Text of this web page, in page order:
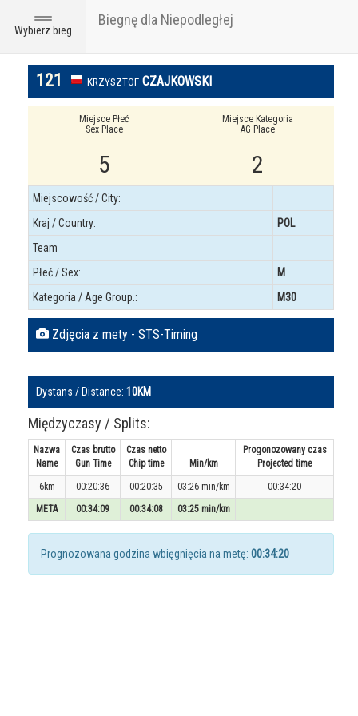
Toggle
navigation
Wybierz bieg
Biegnę dla Niepodległej
121 KRZYSZTOF CZAJKOWSKI
Miejsce Płeć
Sex Place
5
Miejsce Kategoria
AG Place
2
Miejscowość / City:
Kraj / Country:
POL
Team
Płeć / Sex:
M
Kategoria / Age Group.:
M30
Zdjęcia z mety - STS-Timing
Dystans / Distance: 10KM
Międzyczasy / Splits:
Nazwa
Name
Czas brutto
Gun Time
Czas netto
Chip time
Min/km
Progonozowany czas
Projected time
6km 00:20:36 00:20:35 03:26 min/km
00:34:20
META
00:34:09 00:34:08 03:25 min/km
Prognozowana godzina wbięgnięcia na metę: 00:34:20